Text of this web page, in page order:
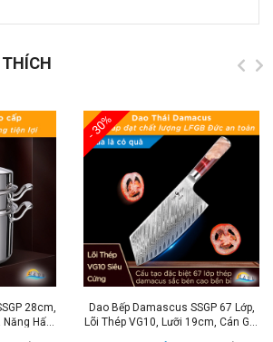
Đức SSGP
304 cao cấp dày dặn độ bền cao
con người.
hoen gỉ ố vàng sau thời gian dài sử
chén đa năng với nhiều mục đích
chén inox 304 phù hợp với nhiều
kích thước khác nhau.
đơn giản với 3 bước chắc chắn không
28cm,
Hấp
- 30%
Dao Bếp Damascus SSGP 67 Lớp,
Lõi Thép VG10, Lưỡi 19cm, Cán Gỗ,